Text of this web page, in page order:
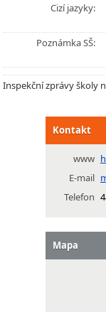
Cizí jazyky:
Poznámka SŠ:
Inspekční zprávy školy
Kontakt
www
E-mail
Telefon
Mapa